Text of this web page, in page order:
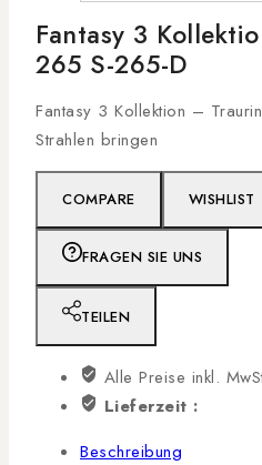
Fantasy 3
265 S-265-D
Fantasy 3 Kollektion –
Strahlen bringen
COMPARE WISHLIST
FRAGEN SIE UNS
TEILEN
Alle Preise inkl.
Lieferzeit :
Beschreibung